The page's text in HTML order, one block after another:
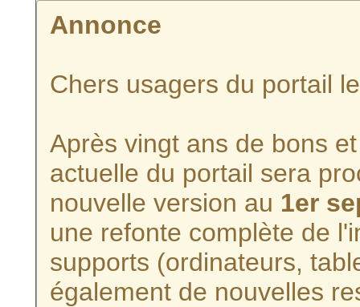
Annonce
Chers usagers du portail
Après vingt ans de bons
actuelle du portail sera
nouvelle version au 1er
une refonte complète de
supports (ordinateurs,
également de nouvelles